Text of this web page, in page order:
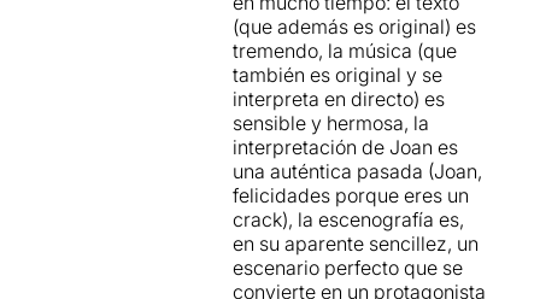
(que además es original) es
tremendo, la música (que
también es original y se
interpreta en directo) es
sensible y hermosa, la
interpretación de Joan es
una auténtica pasada (Joan,
felicidades porque eres un
crack), la escenografía es,
en su aparente sencillez, un
escenario perfecto que se
convierte en un protagonista